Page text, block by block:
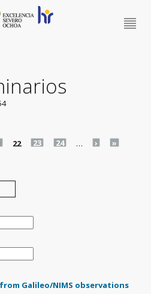
22 23 24 … › »
Galileo/NIMS observations